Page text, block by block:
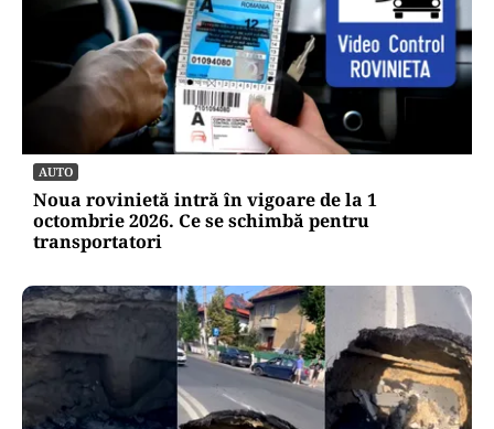
AUTO
Noua rovinietă intră în vigoare de la 1
octombrie 2026. Ce se schimbă pentru
transportatori